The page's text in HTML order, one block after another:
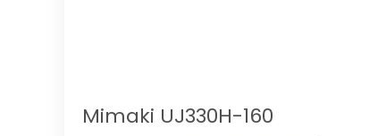
Mimaki UJ330H-160